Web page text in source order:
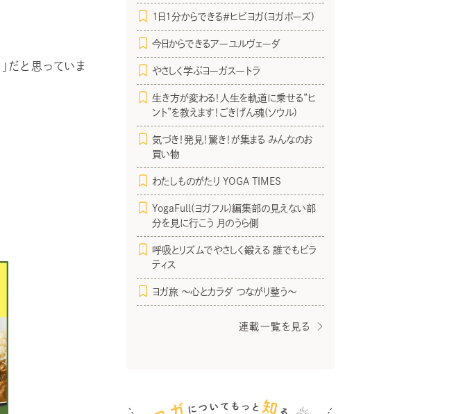
だと思っていま
1日1分からできる＃ヒビヨガ(ヨガポーズ)
今日からできるアーユルヴェーダ
やさしく学ぶヨーガスートラ
生き方が変わる！人生を軌道に乗せる“ヒ
ント”を教えます！ごきげん魂(ソウル)
気づき！発見！驚き！が集まる みんなのお
買い物
わたしものがたり YOGA TIMES
YogaFull(ヨガフル)編集部の見えない部
分を見に行こう 月のうら側
呼吸とリズムでやさしく鍛える 誰でもピラ
ティス
ヨガ旅 〜心とカラダ つながり整う〜
連載一覧を見る